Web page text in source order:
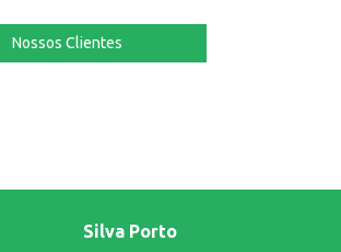
Nossos Clientes
Silva Porto